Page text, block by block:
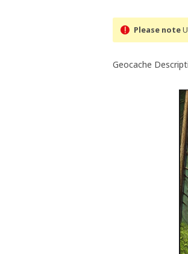
Please note
Geocache